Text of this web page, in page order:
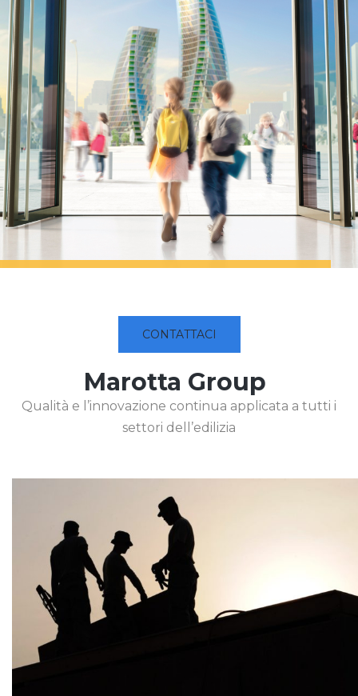
CONTATTACI
Marotta Group
Qualità e l’innovazione continua applicata a tutti i
settori dell’edilizia